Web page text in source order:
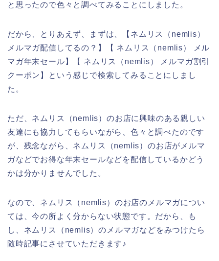
と思ったので色々と調べてみることにしました。
だから、とりあえず、まずは、【ネムリス（nemlis）
メルマガ配信してるの？】【 ネムリス（nemlis） メル
マガ年末セール】【 ネムリス（nemlis） メルマガ割引
クーポン】という感じで検索してみることにしまし
た。
ただ、ネムリス（nemlis）のお店に興味のある親しい
友達にも協力してもらいながら、色々と調べたのです
が、残念ながら、ネムリス（nemlis）のお店がメルマ
ガなどでお得な年末セールなどを配信しているかどう
かは分かりませんでした。
なので、ネムリス（nemlis）のお店のメルマガについ
ては、今の所よく分からない状態です。だから、も
し、ネムリス（nemlis）のメルマガなどをみつけたら
随時記事にさせていただきます♪